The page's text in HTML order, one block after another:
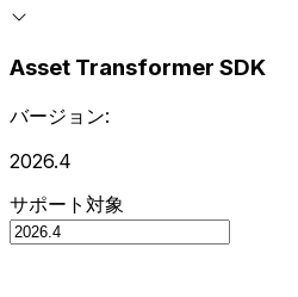
Asset Transformer SDK
バージョン:
2026.4
サポート対象